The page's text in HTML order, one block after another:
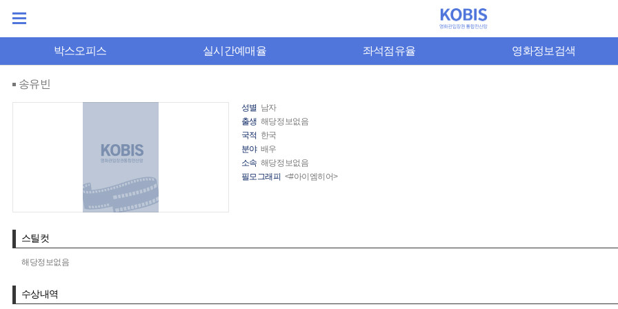
박스오피스 실시간예매율 좌석점유율 영화정보검색
송유빈
성별 남자
출생 해당정보없음
국적 한국
분야 배우
소속 해당정보없음
필모그래피 <#아이엠히어>
스틸컷
해당정보없음
수상내역